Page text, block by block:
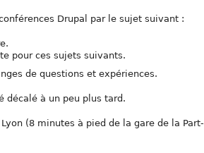
Drupal par le sujet suivant :
pour ces sujets suivants.
de questions et expériences.
décalé à un peu plus tard.
(8 minutes à pied de la gare de la Part-